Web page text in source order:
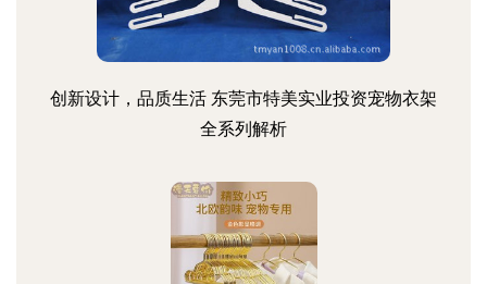
创新设计，品质生活 东莞市特美实业投资宠物衣架
全系列解析